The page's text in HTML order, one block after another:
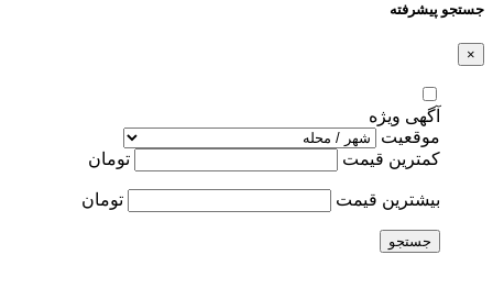
جستجو پیشرفته
×
آگهی ویژه
موقعیت
کمترین قیمت
تومان
بیشترین قیمت تومان
جستجو